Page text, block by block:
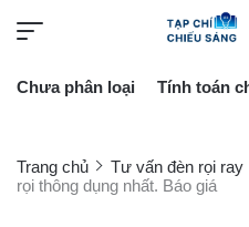
Chưa phân loại Tính toán
Trang chủ Tư vấn đèn rọi ray
rọi thông dụng nhất. Báo giá